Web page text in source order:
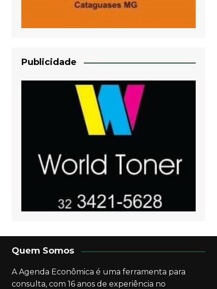
Publicidade
Quem Somos
A Agenda Econômica é uma ferramenta para
consulta, com 16 anos de experiência no